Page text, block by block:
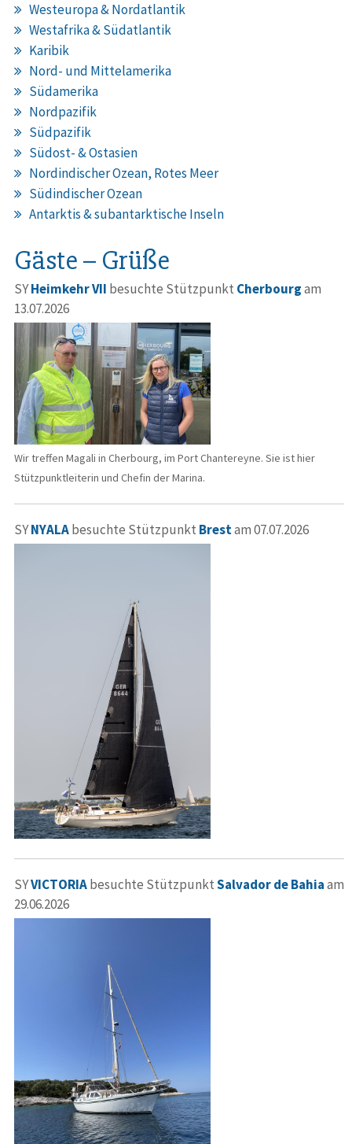
Westeuropa & Nordatlantik
Westafrika & Südatlantik
Karibik
Nord- und Mittelamerika
Südamerika
Nordpazifik
Südpazifik
Südost- & Ostasien
Nordindischer Ozean, Rotes Meer
Südindischer Ozean
Antarktis & subantarktische Inseln
Gäste – Grüße
SYHeimkehr VII besuchte Stützpunkt Cherbourgam
13.07.2026
Wir treffen Magali in Cherbourg, im Port Chantereyne. Sie ist hier
Stützpunktleiterin und Chefin der Marina.
SYNYALAbesuchte Stützpunkt Brestam 07.07.2026
SYVICTORIAbesuchte StützpunktSalvador de Bahiaam
29.06.2026